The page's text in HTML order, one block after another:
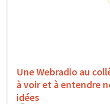
Une Webradio au
à voir et à entendre
idées